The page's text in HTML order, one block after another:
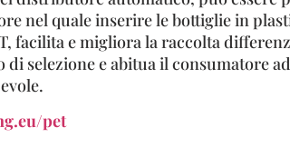
nel quale inserire le bottiglie in
facilita e migliora la raccolta
di selezione e abitua il consumatore
pet